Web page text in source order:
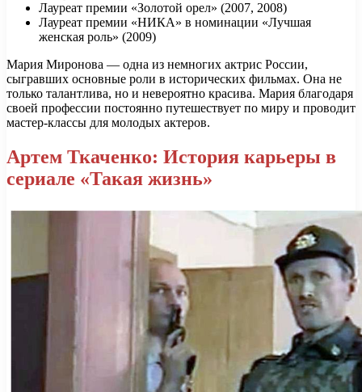
Лауреат премии «Золотой орел» (2007, 2008)
Лауреат премии «НИКА» в номинации «Лучшая
женская роль» (2009)
Мария Миронова — одна из немногих актрис России,
сыгравших основные роли в исторических фильмах. Она не
только талантлива, но и невероятно красива. Мария благодаря
своей профессии постоянно путешествует по миру и проводит
мастер-классы для молодых актеров.
Артем Ткаченко: История карьеры в
сериале «Такая жизнь»